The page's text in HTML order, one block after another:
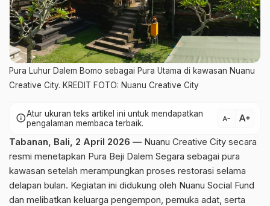
Pura Luhur Dalem Bomo sebagai Pura Utama di kawasan Nuanu
Creative City. KREDIT FOTO: Nuanu Creative City
infoAtur ukuran teks artikel ini untuk mendapatkan
pengalaman membaca terbaik.
text_decrease text_increase
Tabanan, Bali, 2 April 2026 — Nuanu Creative City secara
resmi menetapkan Pura Beji Dalem Segara sebagai pura
kawasan setelah merampungkan proses restorasi selama
delapan bulan. Kegiatan ini didukung oleh Nuanu Social Fund
dan melibatkan keluarga pengempon, pemuka adat, serta